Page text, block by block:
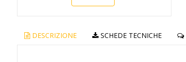
DESCRIZIONE SCHEDE TECNICHE